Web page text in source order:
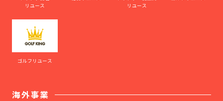
リユース
リユース
ゴルフリユース
海外事業